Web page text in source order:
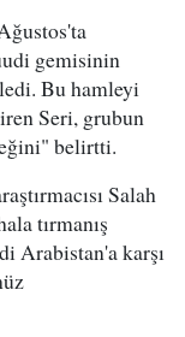
gemisinin
Bu hamleyi
Seri, grubun
belirtti.
Salah
tırmanış
Arabistan'a karşı